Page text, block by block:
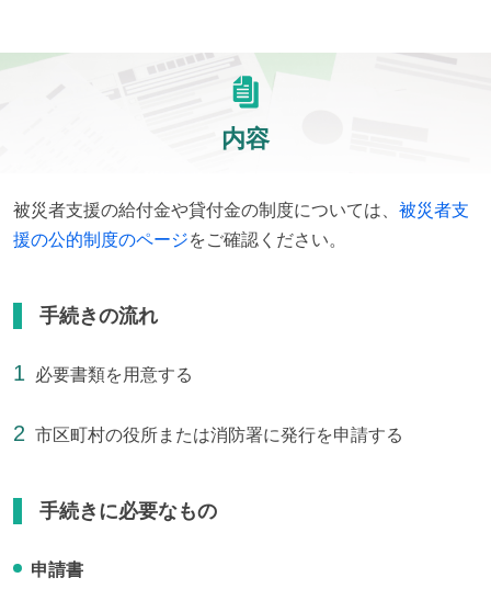
内容
被災者支援の給付金や貸付金の制度については、 被災者支
援の公的制度のページをご確認ください。
手続きの流れ
必要書類を用意する
市区町村の役所または消防署に発行を申請する
手続きに必要なもの
申請書